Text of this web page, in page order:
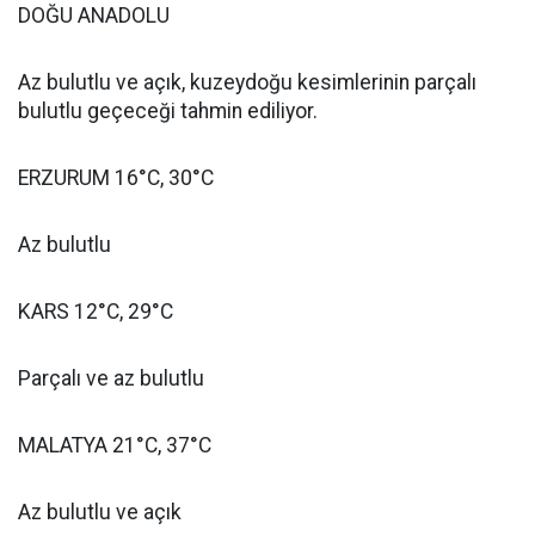
DOĞU ANADOLU
Az bulutlu ve açık, kuzeydoğu kesimlerinin parçalı
bulutlu geçeceği tahmin ediliyor.
ERZURUM 16°C, 30°C
Az bulutlu
KARS 12°C, 29°C
Parçalı ve az bulutlu
MALATYA 21°C, 37°C
Az bulutlu ve açık